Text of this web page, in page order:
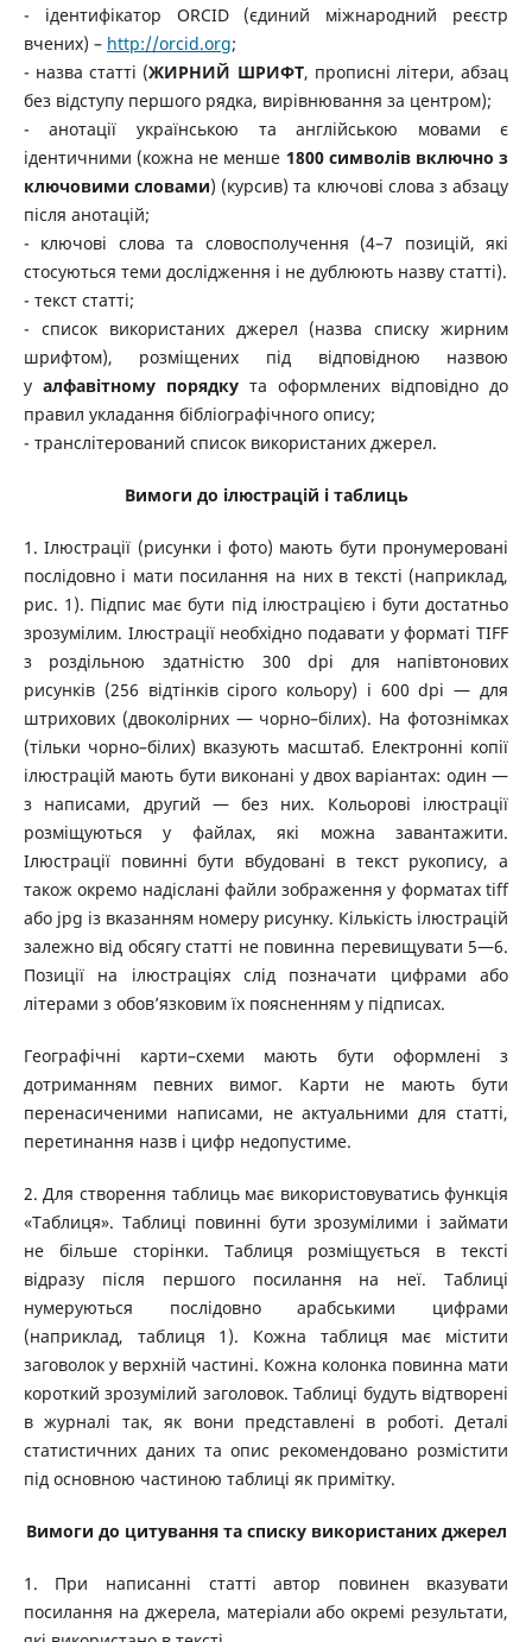
- ідентифікатор ORCID (єдиний міжнародний реєстр
вчених) – http://orcid.org;
- назва статті (ЖИРНИЙ ШРИФТ, прописні літери, абзац
без відступу першого рядка, вирівнювання за центром);
- анотації українською та англійською мовами є
ідентичними (кожна не менше 1800 символів включно з
ключовими словами) (курсив) та ключові слова з абзацу
після анотацій;
- ключові слова та словосполучення (4–7 позицій, які
стосуються теми дослідження і не дублюють назву статті).
- текст статті;
- список використаних джерел (назва списку жирним
шрифтом), розміщених під відповідною назвою
у алфавітному порядку та оформлених відповідно до
правил укладання бібліографічного опису;
- транслітерований список використаних джерел.
Вимоги до ілюстрацій і таблиць
1. Ілюстрації (рисунки і фото) мають бути пронумеровані
послідовно і мати посилання на них в тексті (наприклад,
рис. 1). Підпис має бути під ілюстрацією і бути достатньо
зрозумілим. Ілюстрації необхідно подавати у форматі TIFF
з роздільною здатністю 300 dpi для напівтонових
рисунків (256 відтінків сірого кольору) і 600 dpi ― для
штрихових (двоколірних ― чорно–білих). На фотознімках
(тільки чорно–білих) вказують масштаб. Електронні копії
ілюстрацій мають бути виконані у двох варіантах: один ―
з написами, другий ― без них. Кольорові ілюстрації
розміщуються у файлах, які можна завантажити.
Ілюстрації повинні бути вбудовані в текст рукопису, а
також окремо надіслані файли зображення у форматах tiff
або jpg із вказанням номеру рисунку. Кількість ілюстрацій
залежно від обсягу статті не повинна перевищувати 5―6.
Позиції на ілюстраціях слід позначати цифрами або
літерами з обов’язковим їх поясненням у підписах.
Географічні карти–схеми мають бути оформлені з
дотриманням певних вимог. Карти не мають бути
перенасиченими написами, не актуальними для статті,
перетинання назв і цифр недопустиме.
2. Для створення таблиць має використовуватись функція
«Таблиця». Таблиці повинні бути зрозумілими і займати
не більше сторінки. Таблиця розміщується в тексті
відразу після першого посилання на неї. Таблиці
нумеруються послідовно арабськими цифрами
(наприклад, таблиця 1). Кожна таблиця має містити
заговолок у верхній частині. Кожна колонка повинна мати
короткий зрозумілий заголовок. Таблиці будуть відтворені
в журналі так, як вони представлені в роботі. Деталі
статистичних даних та опис рекомендовано розмістити
під основною частиною таблиці як примітку.
Вимоги до цитування та списку використаних джерел
1. При написанні статті автор повинен вказувати
посилання на джерела, матеріали або окремі результати,